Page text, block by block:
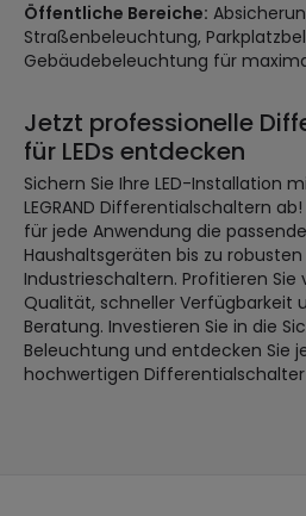
Öffentliche Bereiche:
Straßenbeleuchtung,
Gebäudebeleuchtung für
Jetzt professionelle
für LEDs entdecken
Sichern Sie Ihre LED-Installation
LEGRAND Differentialschaltern
für jede Anwendung die
Haushaltsgeräten bis zu
Industrieschaltern. Profitieren
Qualität, schneller Verfügbarkeit
Beratung. Investieren Sie in die
Beleuchtung und entdecken Sie
hochwertigen Differentialschalter